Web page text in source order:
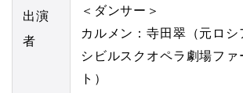
出演
者
＜ダンサー＞
カルメン：寺田翠（元ロシ
シビルスクオペラ劇場ファ
ト）